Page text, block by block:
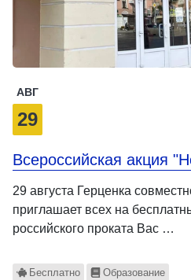
АВГ
29
Всероссийская акция
29 августа Герценка
приглашает всех на
российского проката Вас …
Бесплатно Образование